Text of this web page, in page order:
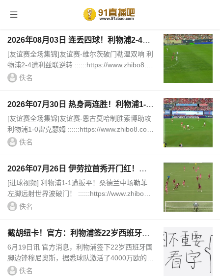
首页 > TAG信息列表 > 利物浦
2026年08月03日 连丢四球！利物浦2-4遭
利兹联逆转 维尔茨钱伯斯破门凯尔凯兹失
误
[友谊赛全场集锦]友谊赛-维尔茨破门勒温双响 利
物浦2-4遭利兹联逆转 ::::::https://www.zhibo8.co
m/zuqiu/2026/0803-9d82ace-svideo.htm||||||[进
佚名
2026年07月30日 热身两连胜！利物浦1-0
雷克瑟姆 恩古莫哈制胜索博斯洛伊献助攻
[友谊赛全场集锦]友谊赛-恩古莫哈制胜索博助攻
利物浦1-0雷克瑟姆 ::::::https://www.zhibo8.co
m/zuqiu/2026/0730-18e5d0f-svideo.htm||||||[进
佚名
2026年07月26日 伊劳拉首秀开门红！利
物浦4-2桑德兰 索博传射建功小基耶萨建
功
[进球视频] 利物浦1-1遭扳平！桑德兰中场勒菲
左脚远射世界波破门！ ::::::https://www.zhibo8.c
om/zuqiu/2026/0726-39dba3c-svideo.htm||||||
佚名
截胡纽卡！官方：利物浦签22岁西班牙国
脚穆尼奥斯，费用4000万欧
6月19日讯 官方消息，利物浦签下22岁西班牙国
脚边锋穆尼奥斯，据悉球队激活了4000万欧的解
约金。利物浦官方表示和穆尼奥斯签署了一份长
佚名